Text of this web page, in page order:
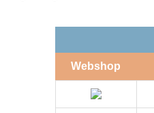
Webshop